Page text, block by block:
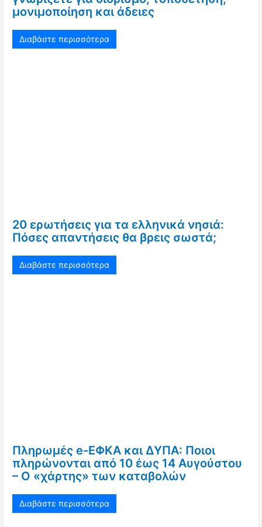
μονιμοποίηση και άδειες
Διαβάστε περισσότερα
20 ερωτήσεις για τα ελληνικά νησιά:
Πόσες απαντήσεις θα βρεις σωστά;
Διαβάστε περισσότερα
Πληρωμές e-ΕΦΚΑ και ΔΥΠΑ: Ποιοι
πληρώνονται από 10 έως 14 Αυγούστου
– Ο «χάρτης» των καταβολών
Διαβάστε περισσότερα